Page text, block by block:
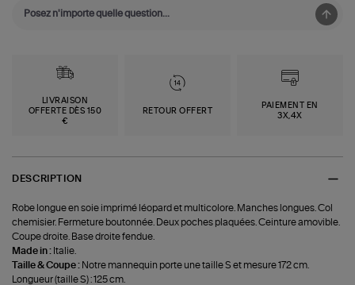
LIVRAISON
OFFERTE DÈS 150
€
RETOUR OFFERT
PAIEMENT EN
3X,4X
DESCRIPTION
Robe longue en soie imprimé léopard et multicolore. Manches longues. Col
chemisier. Fermeture boutonnée. Deux poches plaquées. Ceinture amovible.
Coupe droite. Base droite fendue.
Made in : Italie.
Taille & Coupe : Notre mannequin porte une taille S et mesure 172 cm.
Longueur (taille S) : 125 cm.